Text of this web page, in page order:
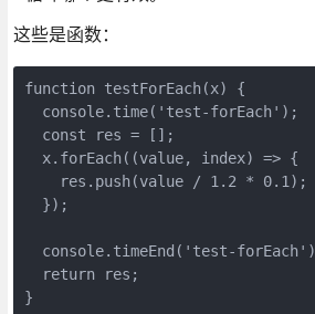
这些是函数：
function testForEach(x) {
  console.time('test-forEach');
  const res = [];
  x.forEach((value, index) => {
    res.push(value / 1.2 * 0.1);
  });
  console.timeEnd('test-forEach')
  return res;
}